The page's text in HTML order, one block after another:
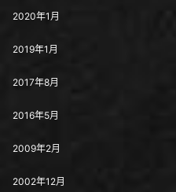
2020年1月
2019年1月
2017年8月
2016年5月
2009年2月
2002年12月